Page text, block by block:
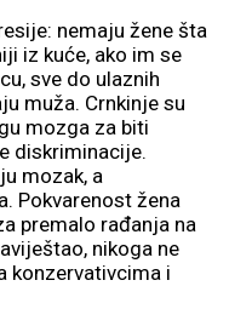
nemaju žene šta
iz kuće, ako im se
sve do ulaznih
muža. Crnkinje su
mozga za biti
diskriminacije.
mozak, a
Pokvarenost žena
premalo rađanja na
nikoga ne
konzervativcima i